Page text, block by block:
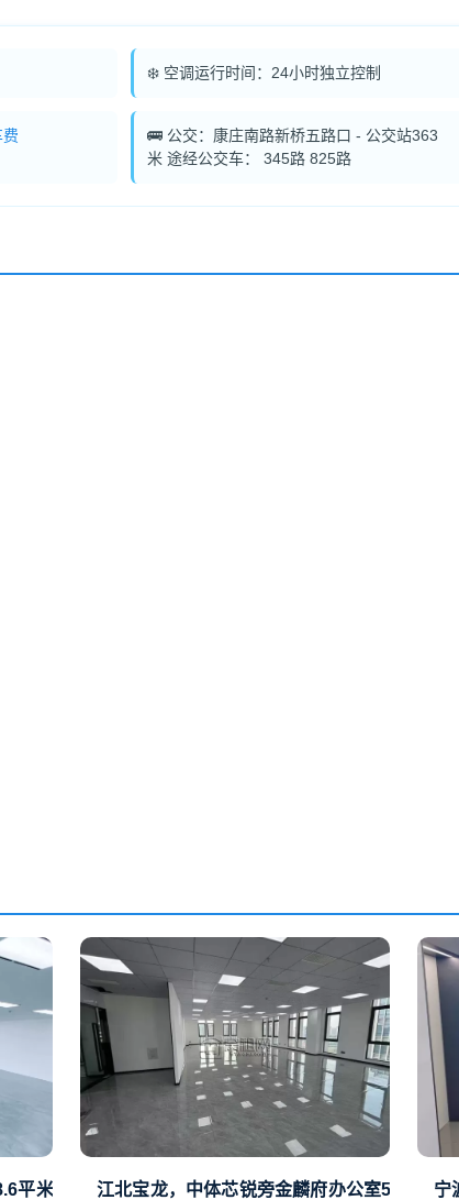
❄️ 空调运行时间：24小时独立控制
🚌 公交：康庄南路新桥五路口 - 公交站363
米 途经公交车： 345路 825路
平米办公室出租江北宝龙，中体芯锐旁金麟府办公室500平米
宁